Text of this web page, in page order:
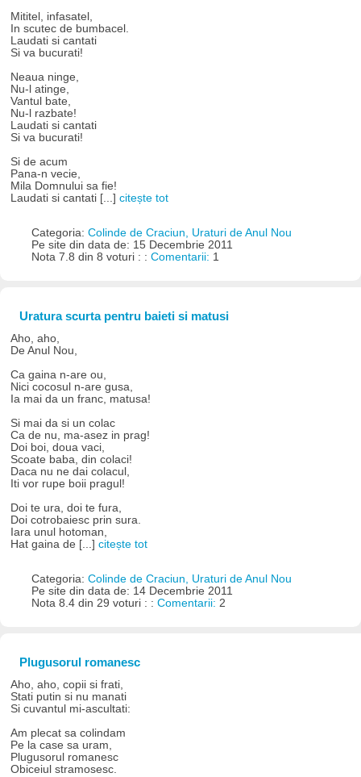
Mititel, infasatel,
In scutec de bumbacel.
Laudati si cantati
Si va bucurati!
Neaua ninge,
Nu-l atinge,
Vantul bate,
Nu-l razbate!
Laudati si cantati
Si va bucurati!
Si de acum
Pana-n vecie,
Mila Domnului sa fie!
Laudati si cantati [...]citește tot
Categoria: Colinde de Craciun, Uraturi de Anul Nou
Pe site din data de: 15 Decembrie 2011
Nota 7.8 din 8 voturi : : Comentarii: 1
Uratura scurta pentru baieti si matusi
Aho, aho,
De Anul Nou,
Ca gaina n-are ou,
Nici cocosul n-are gusa,
Ia mai da un franc, matusa!
Si mai da si un colac
Ca de nu, ma-asez in prag!
Doi boi, doua vaci,
Scoate baba, din colaci!
Daca nu ne dai colacul,
Iti vor rupe boii pragul!
Doi te ura, doi te fura,
Doi cotrobaiesc prin sura.
Iara unul hotoman,
Hat gaina de [...]citește tot
Categoria: Colinde de Craciun, Uraturi de Anul Nou
Pe site din data de: 14 Decembrie 2011
Nota 8.4 din 29 voturi : : Comentarii: 2
Plugusorul romanesc
Aho, aho, copii si frati,
Stati putin si nu manati
Si cuvantul mi-ascultati:
Am plecat sa colindam
Pe la case sa uram,
Plugusorul romanesc
Obiceiul stramosesc.